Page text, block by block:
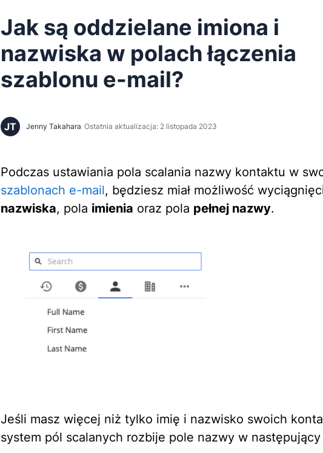
Jak są oddzielane imiona i
nazwiska w polach łączenia
szablonu e-mail?
JT Jenny Takahara Ostatnia aktualizacja: 2 listopada 2023
Podczas ustawiania pola scalania nazwy kontaktu w
szablonach e-mail, będziesz miał możliwość
nazwiska, pola imienia oraz pola pełnej nazwy.
Jeśli masz więcej niż tylko imię i nazwisko swoich
system pól scalanych rozbije pole nazwy w następujący